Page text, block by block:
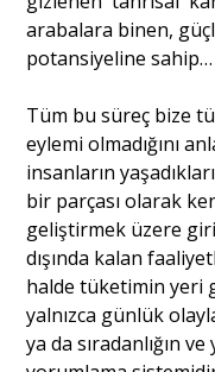
arabalara binen,
potansiyeline sahip…
Tüm bu süreç bize
eylemi olmadığını
insanların
bir parçası olarak
geliştirmek üzere
dışında kalan
halde tüketimin yeri
yalnızca günlük
ya da sıradanlığın